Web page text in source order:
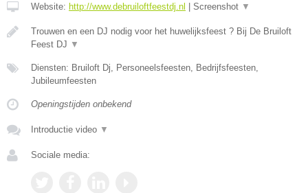
Website: http://www.debruiloftfeestdj.nl | Screenshot ▼
Trouwen en een DJ nodig voor het huwelijksfeest ? Bij De Bruiloft
Feest DJ ▼
Diensten: Bruiloft Dj, Personeelsfeesten, Bedrijfsfeesten,
Jubileumfeesten
Openingstijden onbekend
Introductie video ▼
Sociale media: